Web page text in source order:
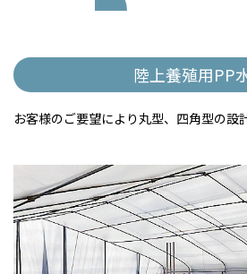
陸上養殖用PP
お客様のご要望により丸型、四角型の設